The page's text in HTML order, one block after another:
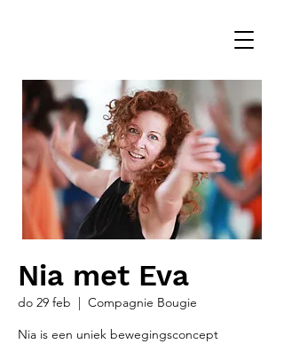
Nia met Eva
do 29 feb
  |
Compagnie Bougie
Nia is een uniek bewegingsconcept